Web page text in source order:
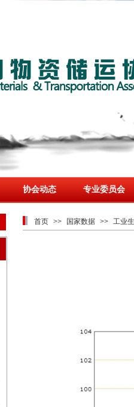
协会动态 专业委员会
首页 >> 国家数据 >> 工业